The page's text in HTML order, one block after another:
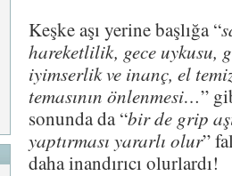
Keşke aşı yerine başlığa “
hareketlilik, gece uykusu,
iyimserlik ve inanç, el
temasının önlenmesi…”
sonunda da “bir de grip
yaptırması yararlı olur”
daha inandırıcı olurlardı!